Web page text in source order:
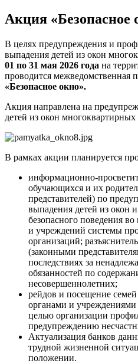
Акция «Безопасное
В целях предупреждения и
выпадения детей из окон
01 по 31 мая 2026 года на
проводится межведомственная
«Безопасное окно».
Акция направлена на
детей из окон
В рамках акции планируется
информационно-
обучающихся и их
представителей) по
выпадения детей из окон
безопасного поведения
и учреждений системы
организаций;
(законными
последствиях за
обязанностей по
несовершеннолетних;
рейдов и посещение
органами и
целью организации
предупреждению
Актуализация банков
трудной жизненной
положении.